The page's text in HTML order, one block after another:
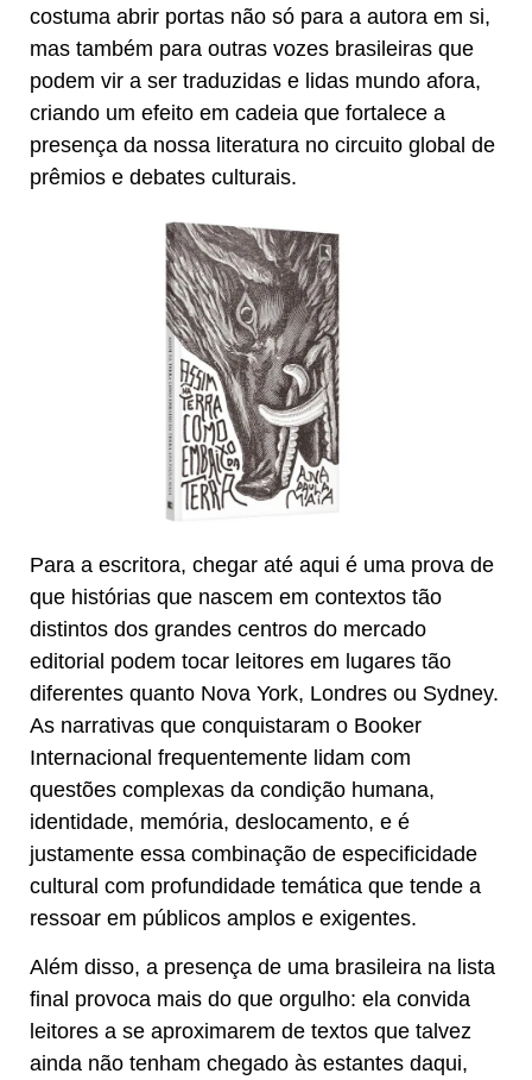
costuma abrir portas não só para a autora em si,
mas também para outras vozes brasileiras que
podem vir a ser traduzidas e lidas mundo afora,
criando um efeito em cadeia que fortalece a
presença da nossa literatura no circuito global de
prêmios e debates culturais.
Para a escritora, chegar até aqui é uma prova de
que histórias que nascem em contextos tão
distintos dos grandes centros do mercado
editorial podem tocar leitores em lugares tão
diferentes quanto Nova York, Londres ou Sydney.
As narrativas que conquistaram o Booker
Internacional frequentemente lidam com
questões complexas da condição humana,
identidade, memória, deslocamento, e é
justamente essa combinação de especificidade
cultural com profundidade temática que tende a
ressoar em públicos amplos e exigentes.
Além disso, a presença de uma brasileira na lista
final provoca mais do que orgulho: ela convida
leitores a se aproximarem de textos que talvez
ainda não tenham chegado às estantes daqui,